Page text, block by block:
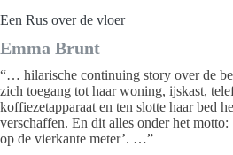
Een Rus over de vloer
Emma Brunt
“… hilarische continuing story over de
zich toegang tot haar woning, ijskast,
koffiezetapparaat en ten slotte haar bed
verschaffen. En dit alles onder het
op de vierkante meter’. …”